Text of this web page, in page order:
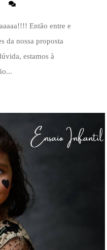
Então entre e
da nossa proposta
estamos à